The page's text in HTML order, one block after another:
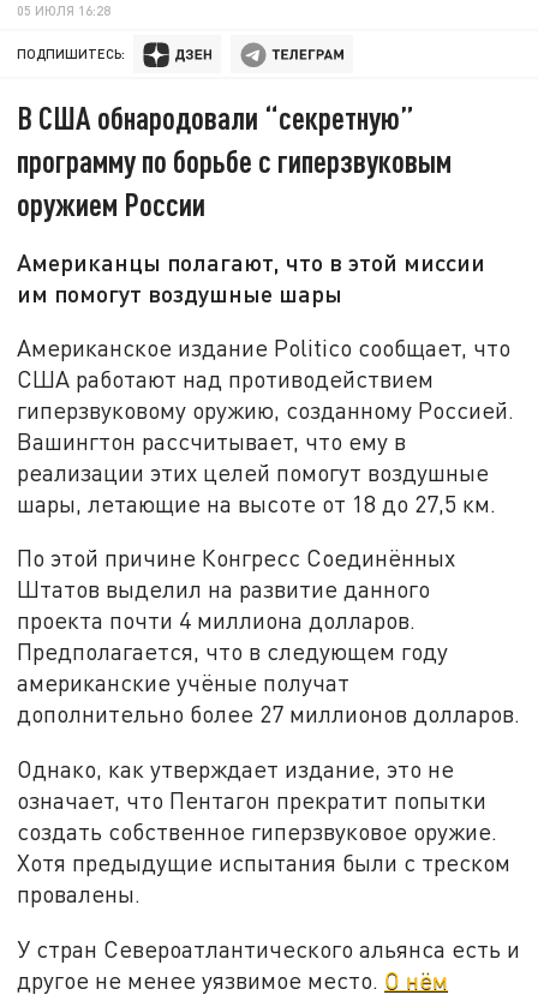
05 ИЮЛЯ 16:28
ПОДПИШИТЕСЬ:
В США обнародовали “секретную”
программу по борьбе с гиперзвуковым
оружием России
Американцы полагают, что в этой миссии
им помогут воздушные шары
Американское издание Politico сообщает, что
США работают над противодействием
гиперзвуковому оружию, созданному Россией.
Вашингтон рассчитывает, что ему в
реализации этих целей помогут воздушные
шары, летающие на высоте от 18 до 27,5 км.
По этой причине Конгресс Соединённых
Штатов выделил на развитие данного
проекта почти 4 миллиона долларов.
Предполагается, что в следующем году
американские учёные получат
дополнительно более 27 миллионов долларов.
Однако, как утверждает издание, это не
означает, что Пентагон прекратит попытки
создать собственное гиперзвуковое оружие.
Хотя предыдущие испытания были с треском
провалены.
У стран Североатлантического альянса есть и
другое не менее уязвимое место. О нём